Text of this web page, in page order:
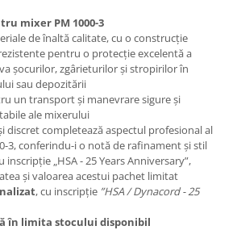
mixer PM 1000-3
de înaltă calitate, cu o construcție
pentru o protecție excelentă a
șocurilor, zgârieturilor și stropirilor în
sau depozitării
un transport și manevrare sigure și
ale mixerului
discret completează aspectul profesional al
3, conferindu-i o notă de rafinament și stil
inscripție „HSA - 25 Years Anniversary”,
și valoarea acestui pachet limitat
, cu inscripție ”HSA / Dynacord - 25
în limita stocului disponibil